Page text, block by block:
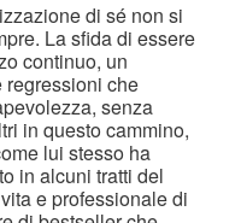
di sé non si
La sfida di essere
continuo, un
che
senza
in questo cammino,
lui stesso ha
in alcuni tratti del
e professionale di